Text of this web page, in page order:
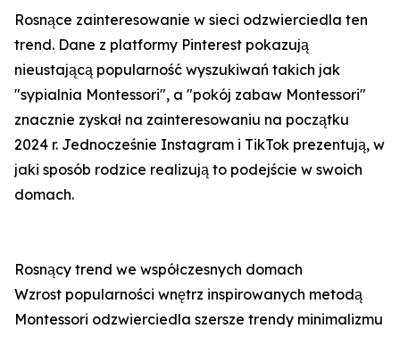
Rosnące zainteresowanie w sieci odzwierciedla ten
trend. Dane z platformy Pinterest pokazują
nieustającą popularność wyszukiwań takich jak
"sypialnia Montessori", a "pokój zabaw Montessori"
znacznie zyskał na zainteresowaniu na początku
2024 r. Jednocześnie Instagram i TikTok prezentują, w
jaki sposób rodzice realizują to podejście w swoich
domach.
Rosnący trend we współczesnych domach
Wzrost popularności wnętrz inspirowanych metodą
Montessori odzwierciedla szersze trendy minimalizmu